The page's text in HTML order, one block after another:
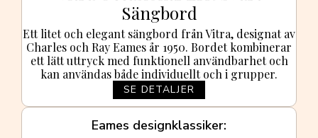
Sängbord
Ett litet och elegant sängbord från Vitra, designat av
Charles och Ray Eames år 1950. Bordet kombinerar
ett lätt uttryck med funktionell användbarhet och
kan användas både individuellt och i grupper.
SE DETALJER
Eames designklassiker